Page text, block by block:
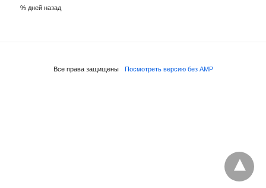
% дней назад
Все права защищены Посмотреть версию без AMP